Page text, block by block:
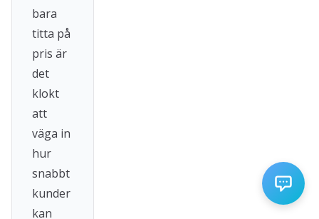
bara
titta på
pris är
det
klokt
att
väga in
hur
snabbt
kunder
kan